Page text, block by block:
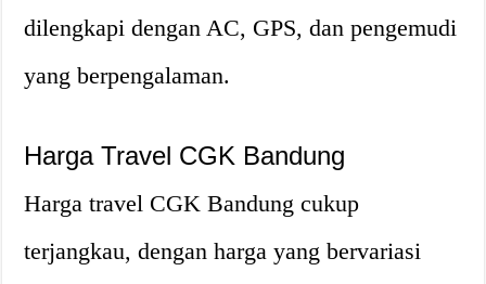
dilengkapi dengan AC, GPS, dan pengemudi
yang berpengalaman.
Harga Travel CGK Bandung
Harga travel CGK Bandung cukup
terjangkau, dengan harga yang bervariasi